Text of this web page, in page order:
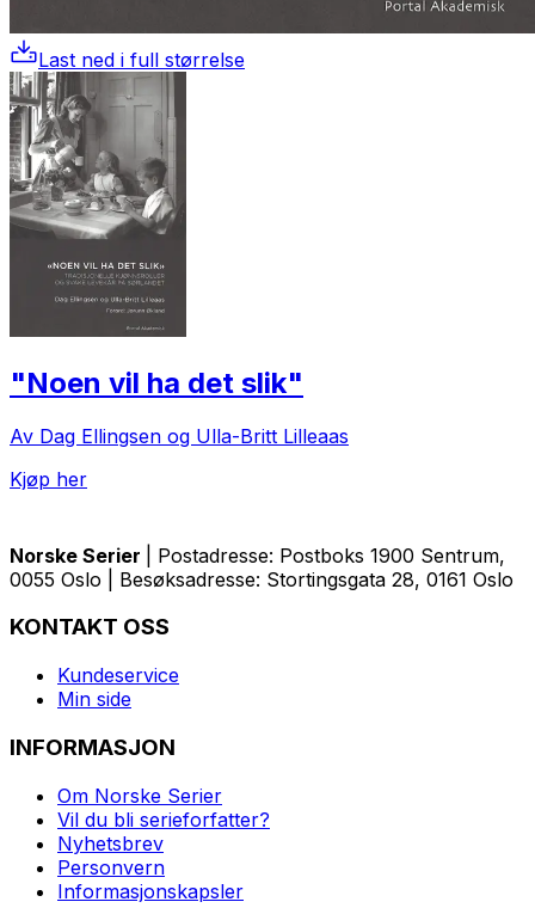
Last ned i full størrelse
"Noen vil ha det slik"
Av Dag Ellingsen og Ulla-Britt Lilleaas
Kjøp her
Norske Serier
| Postadresse: Postboks 1900 Sentrum,
0055 Oslo | Besøksadresse: Stortingsgata 28, 0161 Oslo
KONTAKT OSS
Kundeservice
Min side
INFORMASJON
Om Norske Serier
Vil du bli serieforfatter?
Nyhetsbrev
Personvern
Informasjonskapsler